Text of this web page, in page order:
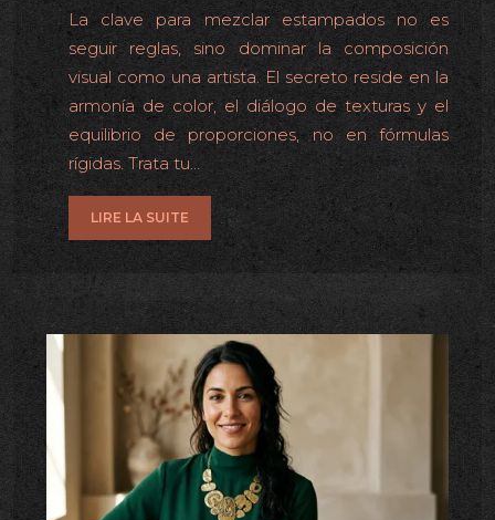
La clave para mezclar estampados no es
seguir reglas, sino dominar la composición
visual como una artista. El secreto reside en la
armonía de color, el diálogo de texturas y el
equilibrio de proporciones, no en fórmulas
rígidas. Trata tu…
LIRE LA SUITE